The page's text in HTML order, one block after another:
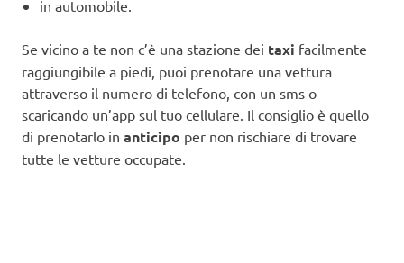
in automobile.
Se vicino a te non c’è una stazione dei taxi facilmente
raggiungibile a piedi, puoi prenotare una vettura
attraverso il numero di telefono, con un sms o
scaricando un’app sul tuo cellulare. Il consiglio è quello
di prenotarlo in anticipo per non rischiare di trovare
tutte le vetture occupate.